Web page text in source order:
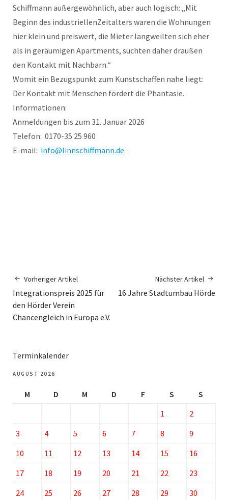
Schiffmann außergewöhnlich, aber auch logisch: „Mit
Beginn des industriellenZeitalters waren die Wohnungen
hier klein und preiswert, die Mieter langweilten sich eher
als in geräumigen Apartments, suchten daher draußen
den Kontakt mit Nachbarn.“
Womit ein Bezugspunkt zum Kunstschaffen nahe liegt:
Der Kontakt mit Menschen fördert die Phantasie.
Informationen:
Anmeldungen bis zum 31. Januar 2026
Telefon: 0170-35 25 960
E-mail: info@linnschiffmann.de
Vorheriger Artikel
Integrationspreis 2025 für
den Hörder Verein
Chancengleich in Europa e.V.
Nächster Artikel
16 Jahre Stadtumbau Hörde
Terminkalender
AUGUST 2026
M D M D F S
S
1
2
3
4 5 6 7 8
9
10
11 12 13 14 15
16
17
18 19 20 21 22
23
24
25 26 27 28 29 30